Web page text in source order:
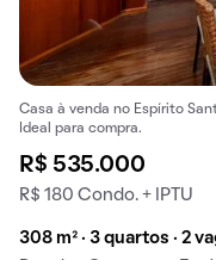
Casa à venda no Espírito
Ideal para compra.
R$ 535.000
R$ 180 Condo. + IPTU
308 m² · 3 quartos · 2